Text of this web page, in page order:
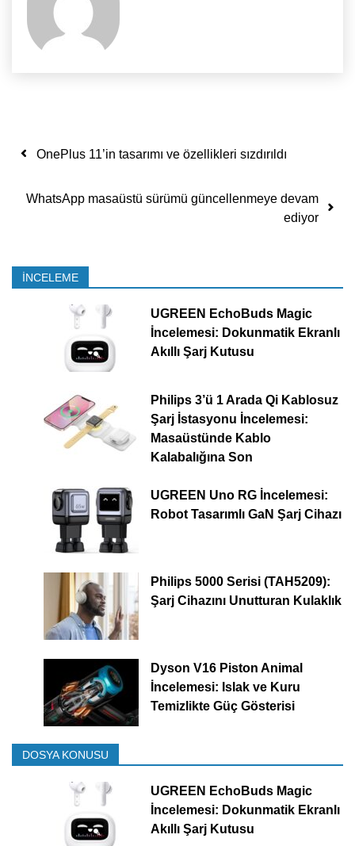
Yazı dolaşımı
OnePlus 11’in tasarımı ve özellikleri sızdırıldı
WhatsApp masaüstü sürümü güncellenmeye devam
ediyor
İNCELEME
UGREEN EchoBuds Magic
İncelemesi: Dokunmatik Ekranlı
Akıllı Şarj Kutusu
Philips 3’ü 1 Arada Qi Kablosuz
Şarj İstasyonu İncelemesi:
Masaüstünde Kablo
Kalabalığına Son
UGREEN Uno RG İncelemesi:
Robot Tasarımlı GaN Şarj Cihazı
Philips 5000 Serisi (TAH5209):
Şarj Cihazını Unutturan Kulaklık
Dyson V16 Piston Animal
İncelemesi: Islak ve Kuru
Temizlikte Güç Gösterisi
DOSYA KONUSU
UGREEN EchoBuds Magic
İncelemesi: Dokunmatik Ekranlı
Akıllı Şarj Kutusu